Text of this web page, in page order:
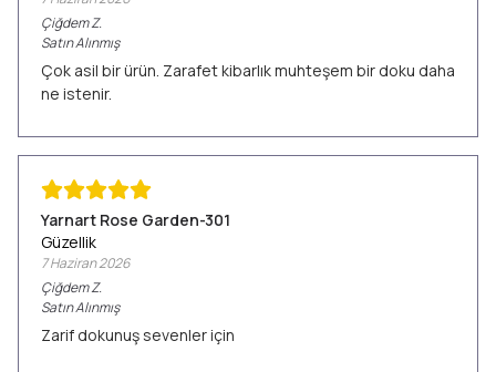
ÇiğdemZ.
Satın Alınmış
Çok asil bir ürün. Zarafet kibarlık muhteşem bir doku daha
ne istenir.
Yarnart Rose Garden-301
Güzellik
7 Haziran 2026
ÇiğdemZ.
Satın Alınmış
Zarif dokunuş sevenler için